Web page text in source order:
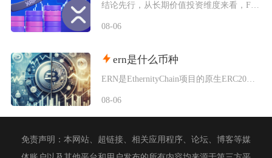
08-06
ern是什么币种
08-06
免责声明：本网站、超链接、相关应用程序、论坛、博客等媒